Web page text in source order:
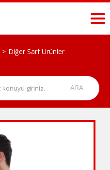
Diğer Sarf Ürünler